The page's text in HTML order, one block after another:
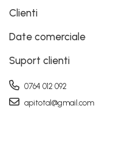
Clienti
Date comerciale
Suport clienti
0764 012 092
apitotal@gmail.com